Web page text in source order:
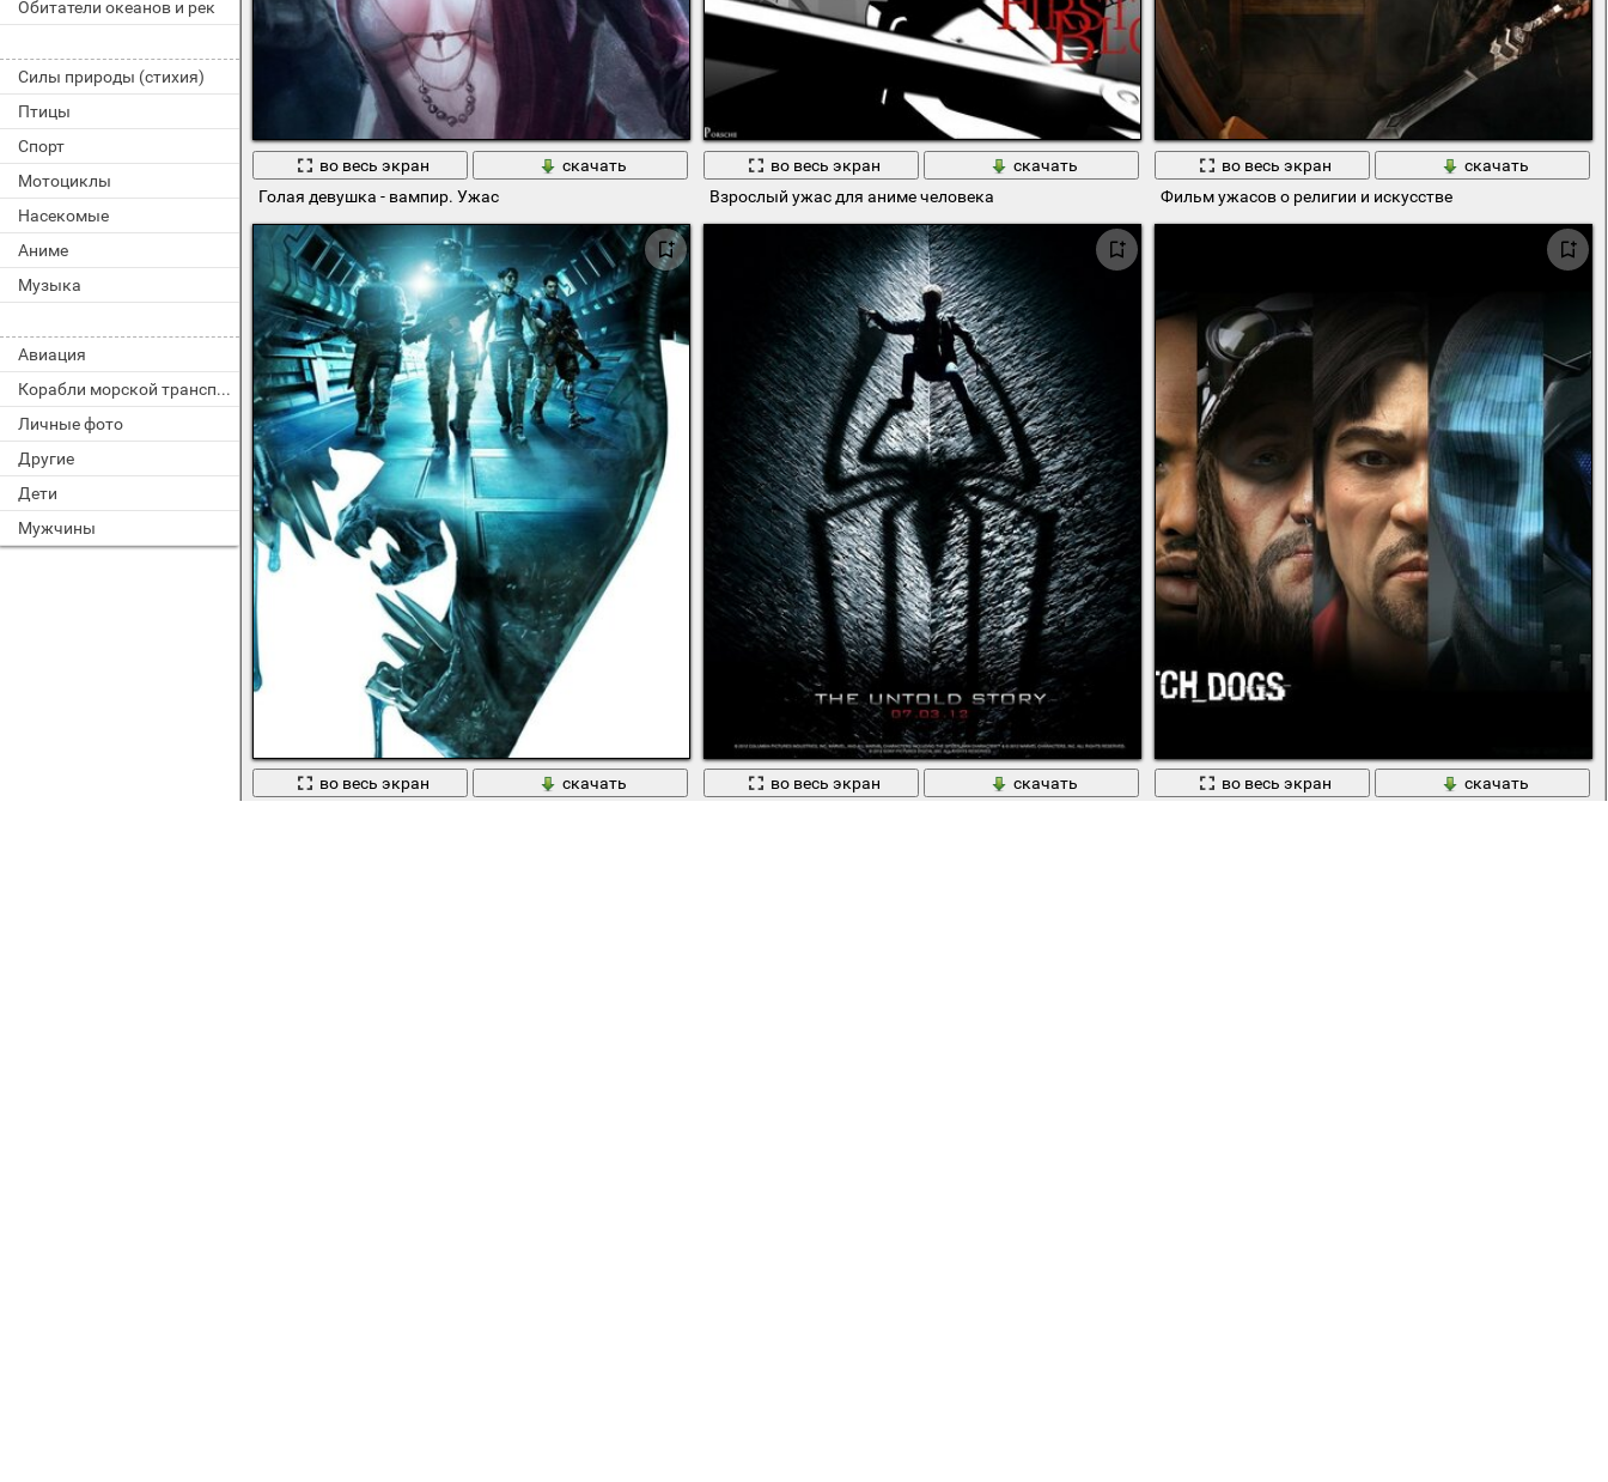
Обитатели океанов и рек
Силы природы (стихия)
Птицы
Спорт
Мотоциклы
Насекомые
Аниме
Музыка
Авиация
Корабли морской транспорт
Личные фото
Другие
Дети
Мужчины
во весь экран
скачать
Голая девушка - вампир. Ужас
во весь экран
скачать
Взрослый ужас для аниме человека
во весь экран
скачать
Фильм ужасов о религии и искусстве
во весь экран
скачать
во весь экран
скачать
во весь экран
скачать